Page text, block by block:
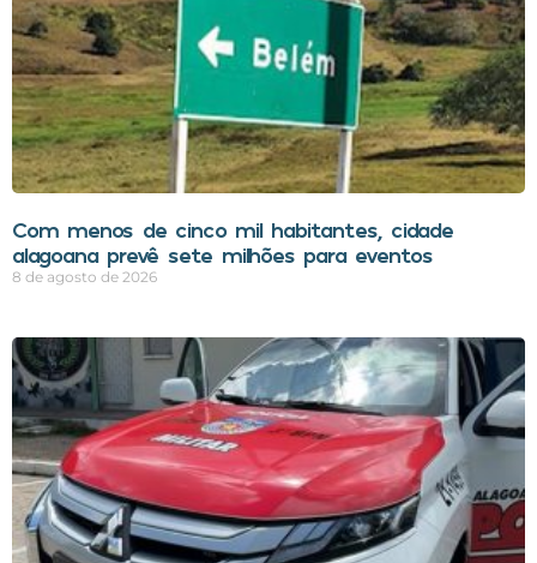
Com menos de cinco mil habitantes, cidade
alagoana prevê sete milhões para eventos
8 de agosto de 2026